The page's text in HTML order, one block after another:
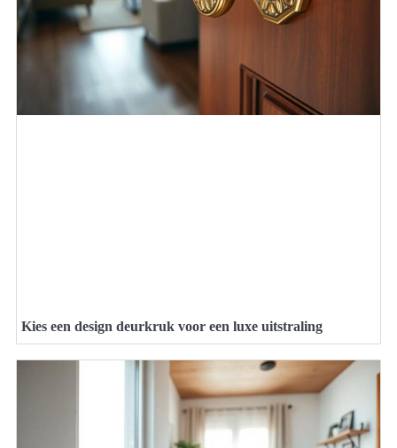
Kies een design deurkruk voor een luxe uitstraling